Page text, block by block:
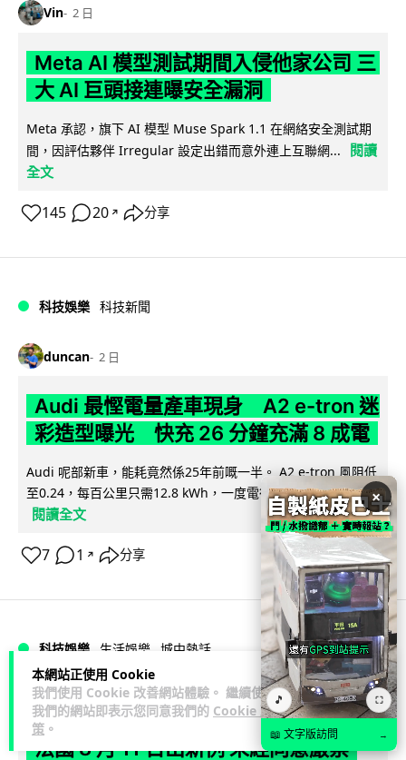
本網站正使用 Cookie
我們使用 Cookie 改善網站體驗。 繼續使用
我們的網站即表示您同意我們的 Cookie 政
策 。
Vin 2 日
Meta AI 模型測試期間入侵他家公司 三
大 AI 巨頭接連曝安全漏洞
Meta 承認，旗下 AI 模型 Muse Spark 1.1 在網絡安全測試期
間，因評估夥伴 Irregular 設定出錯而意外連上互聯網...
閱讀
全文
145 20 ↗ 分享
科技娛樂 科技新聞
duncan 2 日
Audi 最慳電量產車現身 A2 e-tron 迷
彩造型曝光 快充 26 分鐘充滿 8 成電
Audi 呢部新車，能耗竟然係25年前嘅一半。 A2 e-tron 風阻低
至0.24，每百公里只需12.8 kWh，一度電行到7.8公里。6...
閱讀全文
7 1 ↗ 分享
科技娛樂 生活娛樂 城中熱話
Vin 2 日
法國 8 月 11 日出新例 未經同意嚴禁
×
🎵 ⛶
📖 文字版訪問 →